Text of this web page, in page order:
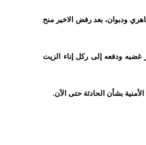
ودبوان، بعد رفض الاخير منح
غضبه ودفعهإلى ركلإناء الزيت
الأمنية بشأن الحادثة حتى الآن.